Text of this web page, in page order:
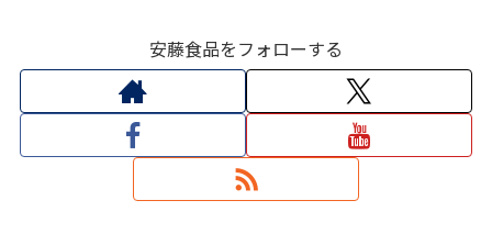
安藤食品をフォローする